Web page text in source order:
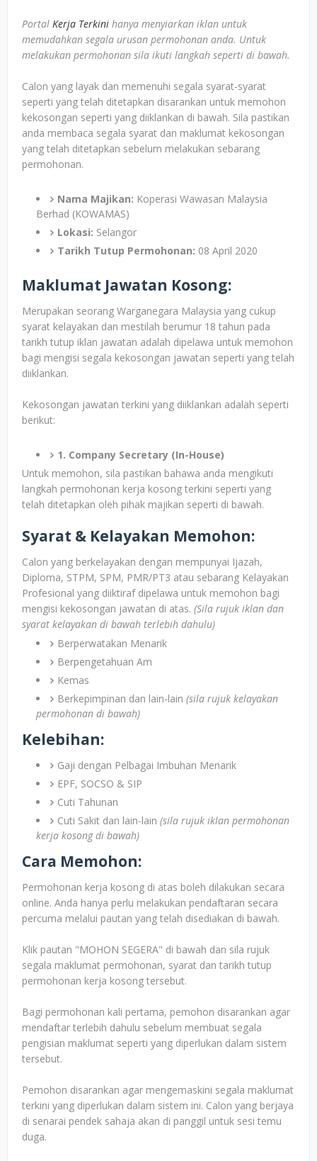
Portal Kerja Terkini hanya menyiarkan iklan untuk
memudahkan segala urusan permohonan anda. Untuk
melakukan permohonan sila ikuti langkah seperti di bawah.
Calon yang layak dan memenuhi segala syarat-syarat
seperti yang telah ditetapkan disarankan untuk memohon
kekosongan seperti yang diiklankan di bawah. Sila pastikan
anda membaca segala syarat dan maklumat kekosongan
yang telah ditetapkan sebelum melakukan sebarang
permohonan.
Nama Majikan: Koperasi Wawasan Malaysia
Berhad (KOWAMAS)
Lokasi: Selangor
Tarikh Tutup Permohonan: 08 April 2020
Maklumat Jawatan Kosong:
Merupakan seorang Warganegara Malaysia yang cukup
syarat kelayakan dan mestilah berumur 18 tahun pada
tarikh tutup iklan jawatan adalah dipelawa untuk memohon
bagi mengisi segala kekosongan jawatan seperti yang telah
diiklankan.
Kekosongan jawatan terkini yang diiklankan adalah seperti
berikut:
1. Company Secretary (In-House)
Untuk memohon, sila pastikan bahawa anda mengikuti
langkah permohonan kerja kosong terkini seperti yang
telah ditetapkan oleh pihak majikan seperti di bawah.
Syarat & Kelayakan Memohon:
Calon yang berkelayakan dengan mempunyai Ijazah,
Diploma, STPM, SPM, PMR/PT3 atau sebarang Kelayakan
Profesional yang diiktiraf dipelawa untuk memohon bagi
mengisi kekosongan jawatan di atas. (Sila rujuk iklan dan
syarat kelayakan di bawah terlebih dahulu)
Berperwatakan Menarik
Berpengetahuan Am
Kemas
Berkepimpinan dan lain-lain (sila rujuk kelayakan
permohonan di bawah)
Kelebihan:
Gaji dengan Pelbagai Imbuhan Menarik
EPF, SOCSO & SIP
Cuti Tahunan
Cuti Sakit dan lain-lain (sila rujuk iklan permohonan
kerja kosong di bawah)
Cara Memohon:
Permohonan kerja kosong di atas boleh dilakukan secara
online. Anda hanya perlu melakukan pendaftaran secara
percuma melalui pautan yang telah disediakan di bawah.
Klik pautan "MOHON SEGERA" di bawah dan sila rujuk
segala maklumat permohonan, syarat dan tarikh tutup
permohonan kerja kosong tersebut.
Bagi permohonan kali pertama, pemohon disarankan agar
mendaftar terlebih dahulu sebelum membuat segala
pengisian maklumat seperti yang diperlukan dalam sistem
tersebut.
Pemohon disarankan agar mengemaskini segala maklumat
terkini yang diperlukan dalam sistem ini. Calon yang berjaya
di senarai pendek sahaja akan di panggil untuk sesi temu
duga.